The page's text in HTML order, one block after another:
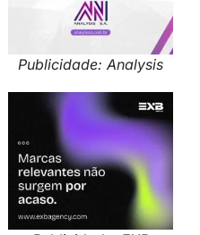
Publicidade: Analysis